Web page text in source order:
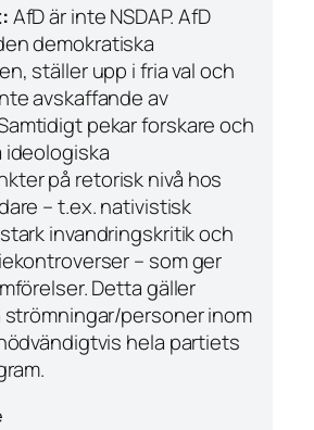
AfD är inte NSDAP. AfD
demokratiska
ställer upp i fria val och
avskaffande av
pekar forskare och
ideologiska
på retorisk nivå hos
– t.ex. nativistisk
invandringskritik och
– som ger
Detta gäller
strömningar/personer inom
hela partiets